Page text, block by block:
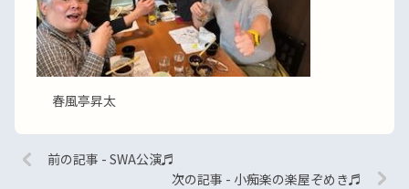
春風亭昇太
前の記事 - SWA公演♬
次の記事 - 小痴楽の楽屋ぞめき♬